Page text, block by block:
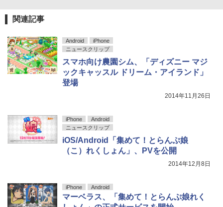
関連記事
Android
iPhone
ニュースクリップ
スマホ向け農園シム、「ディズニー マジ
ックキャッスル ドリーム・アイランド」
登場
2014年11月26日
iPhone
Android
ニュースクリップ
iOS/Android「集めて！とらんぷ娘
（こ）れくしょん」、PVを公開
2014年12月8日
iPhone Android
マーベラス、「集めて！とらんぷ娘れく